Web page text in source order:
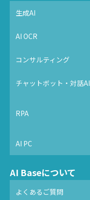
生成AI
AI OCR
コンサルティング
チャットボット・対話AI
RPA
AI PC
AI Baseについて
よくあるご質問